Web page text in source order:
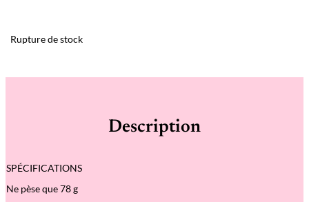
Rupture de stock
Description
SPÉCIFICATIONS
Ne pèse que 78 g